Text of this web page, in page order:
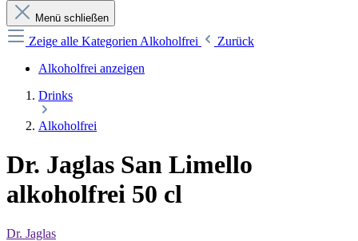
Menü schließen
Zeige alle Kategorien Alkoholfrei
Zurück
Alkoholfrei anzeigen
Drinks
Alkoholfrei
Dr. Jaglas San Limello
alkoholfrei 50 cl
Dr. Jaglas